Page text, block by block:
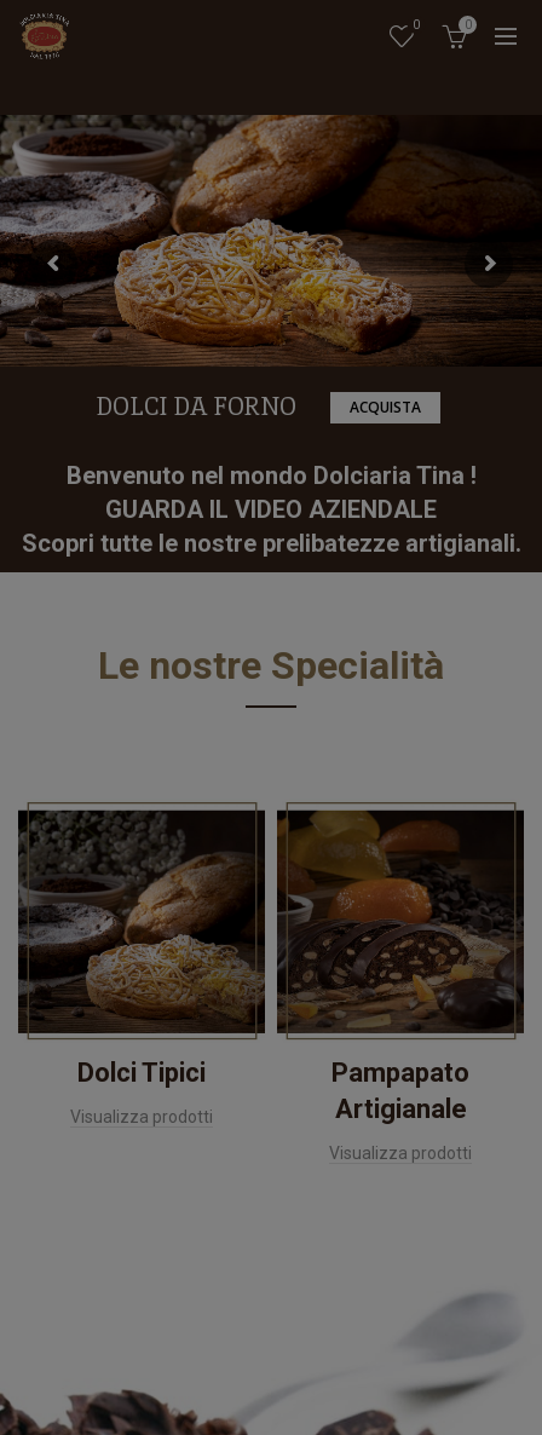
0 0
ACQUISTA
DOLCI DA FORNO
Benvenuto nel mondo Dolciaria Tina !
GUARDA IL VIDEO AZIENDALE
Scopri tutte le nostre prelibatezze artigianali.
Le nostre Specialità
Dolci Tipici
Visualizza prodotti
Pampapato
Artigianale
Visualizza prodotti
modal-check